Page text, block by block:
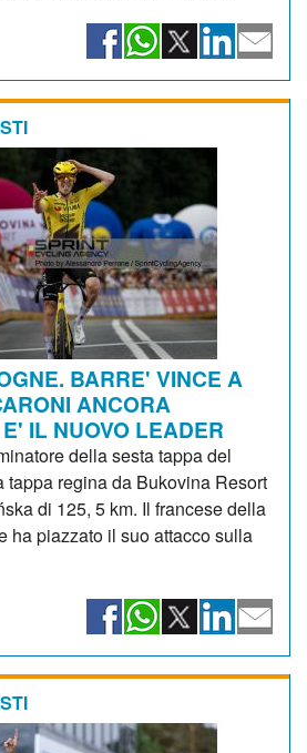
BARRE' VINCE A
ANCORA
IL NUOVO LEADER
della sesta tappa del
tappa regina da Bukovina Resort
di 125, 5 km. Il francese della
ha piazzato il suo attacco sulla